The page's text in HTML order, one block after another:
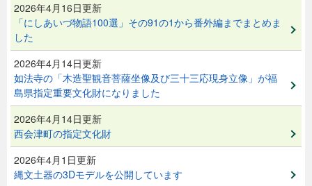
2026年4月16日更新
「にしあいづ物語100選」その91の1から番外編までまとめま
した
2026年4月14日更新
如法寺の「木造聖観音菩薩坐像及び三十三応現身立像」が福
島県指定重要文化財になりました
2026年4月14日更新
西会津町の指定文化財
2026年4月1日更新
縄文土器の3Dモデルを公開しています